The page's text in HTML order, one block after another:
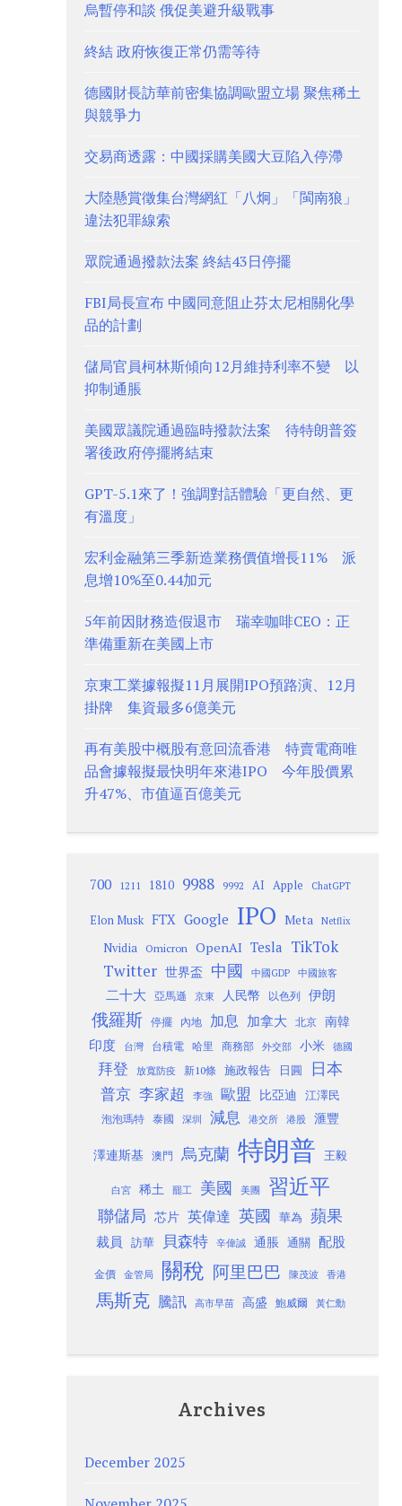
烏暫停和談 俄促美避升級戰事
終結 政府恢復正常仍需等待
德國財長訪華前密集協調歐盟立場 聚焦稀土
與競爭力
交易商透露：中國採購美國大豆陷入停滯
大陸懸賞徵集台灣網紅「八炯」「閩南狼」
違法犯罪線索
眾院通過撥款法案 終結43日停擺
FBI局長宣布 中國同意阻止芬太尼相關化學
品的計劃
儲局官員柯林斯傾向12月維持利率不變 以
抑制通脹
美國眾議院通過臨時撥款法案 待特朗普簽
署後政府停擺將結束
GPT-5.1來了！強調對話體驗「更自然、更
有溫度」
宏利金融第三季新造業務價值增長11% 派
息增10%至0.44加元
5年前因財務造假退市 瑞幸咖啡CEO：正
準備重新在美國上市
京東工業據報擬11月展開IPO預路演、12月
掛牌 集資最多6億美元
再有美股中概股有意回流香港 特賣電商唯
品會據報擬最快明年來港IPO 今年股價累
升47%、市值逼百億美元
700 1211 1810 9988 9992 AI Apple ChatGPT
Elon Musk FTX Google IPO Meta Netflix
Nvidia Omicron OpenAI Tesla TikTok
Twitter 世界盃 中國 中國GDP 中國旅客
二十大 亞馬遜 京東 人民幣 以色列 伊朗
俄羅斯 停擺 內地 加息 加拿大 北京
南韓
印度
台灣 台積電 哈里 商務部 外交部 小米 德國
拜登 放寬防疫 新10條 施政報告 日圓 日本
普京 李家超 李強 歐盟 比亞迪 江澤民
泡泡瑪特 泰國 深圳 減息 港交所 港股 滙豐
澤連斯基 澳門 烏克蘭 特朗普 王毅
白宮 稀土 罷工 美國 美團 習近平
聯儲局 芯片 英偉達 英國 華為 蘋果
裁員 訪華 貝森特 辛偉誠 通脹 通關 配股
金價 金管局 關稅 阿里巴巴 陳茂波 香港
馬斯克 騰訊 高市早苗 高盛 鮑威爾 黃仁勳
Archives
December 2025